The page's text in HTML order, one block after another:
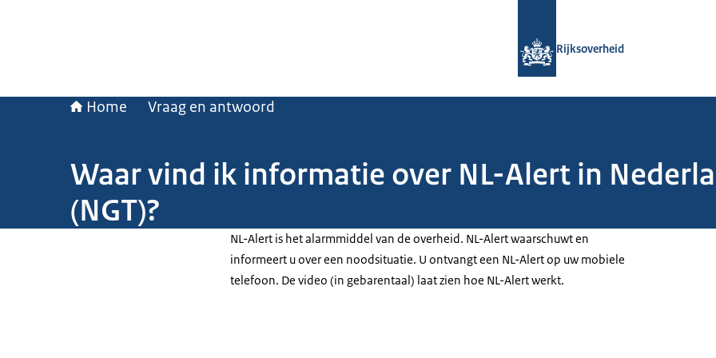
Rijksoverheid
Home Vraag en antwoord
Waar vind ik informatie over NL-Alert in
(NGT)?
NL-Alert is het alarmmiddel van de overheid. NL-Alert waarschuwt en
informeert u over een noodsituatie. U ontvangt een NL-Alert op uw mobiele
telefoon. De video (in gebarentaal) laat zien hoe NL-Alert werkt.